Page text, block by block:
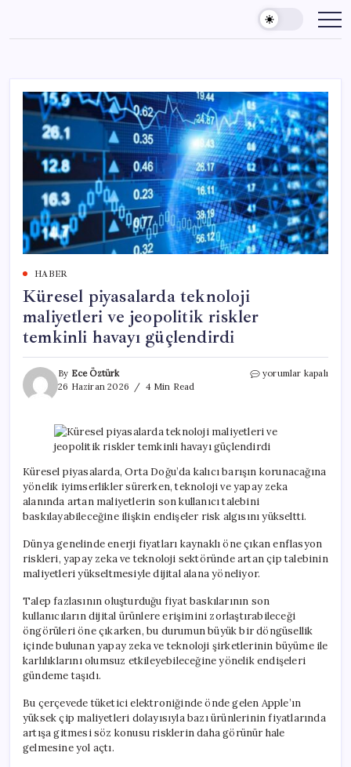
content
HABER
Küresel piyasalarda teknoloji
maliyetleri ve jeopolitik riskler
temkinli havayı güçlendirdi
By Ece Öztürk
26 Haziran 2026
4 Min Read
Küresel
ve
riskler
güçlendirdi
yorumlar kapalı
Küresel piyasalarda, Orta Doğu’da kalıcı barışın korunacağına
yönelik iyimserlikler sürerken, teknoloji ve yapay zeka
alanında artan maliyetlerin son kullanıcı talebini
baskılayabileceğine ilişkin endişeler risk algısını yükseltti.
Dünya genelinde enerji fiyatları kaynaklı öne çıkan enflasyon
riskleri, yapay zeka ve teknoloji sektöründe artan çip talebinin
maliyetleri yükseltmesiyle dijital alana yöneliyor.
Talep fazlasının oluşturduğu fiyat baskılarının son
kullanıcıların dijital ürünlere erişimini zorlaştırabileceği
öngörüleri öne çıkarken, bu durumun büyük bir döngüsellik
içinde bulunan yapay zeka ve teknoloji şirketlerinin büyüme ile
karlılıklarını olumsuz etkileyebileceğine yönelik endişeleri
gündeme taşıdı.
Bu çerçevede tüketici elektroniğinde önde gelen Apple’ın
yüksek çip maliyetleri dolayısıyla bazı ürünlerinin fiyatlarında
artışa gitmesi söz konusu risklerin daha görünür hale
gelmesine yol açtı.